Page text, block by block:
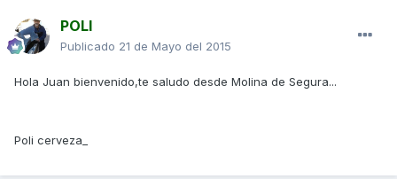
POLI
Publicado 21 de Mayo del 2015
Hola Juan bienvenido,te saludo desde Molina de Segura...
Poli cerveza_